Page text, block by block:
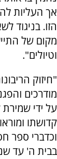
אך העליות
הזו. בניגוד
מקום של
וטיולים".
"חיזוק
מודרכים
על ידי
קדושתו
וכדברי ספר
בבית ה' עד